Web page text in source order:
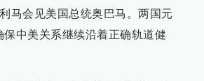
马会见美国总统奥巴马。两国元
中美关系继续沿着正确轨道健